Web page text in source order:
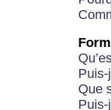
Que